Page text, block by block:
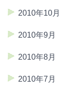
2010年10月
2010年9月
2010年8月
2010年7月